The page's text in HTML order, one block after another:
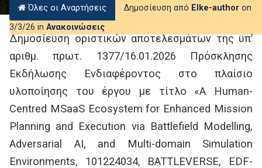
Όλες οι Αναρτήσεις Δημοσίευση από Elke-author on
3/3/26 in Ανακοινώσεις
Δημοσίευση οριστικών αποτελεσμάτων της υπ’
αριθμ. πρωτ. 1377/16.01.2026 Πρόσκλησης
Εκδήλωσης Ενδιαφέροντος στο πλαίσιο
υλοποίησης του έργου με τίτλο «A Human-
Centred MSaaS Ecosystem for Enhanced Mission
Planning and Execution via Battlefield Modelling,
Adversarial AI, and Multi-domain Simulation
Environments, 101224034, BATTLEVERSE, EDF-